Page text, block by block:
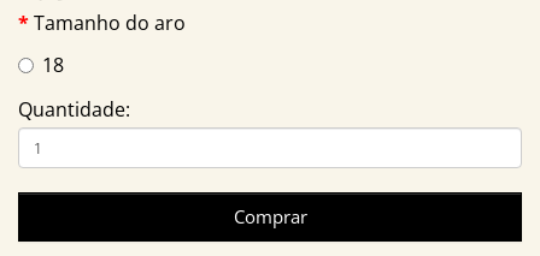
Tamanho do aro
18
Quantidade:
Comprar